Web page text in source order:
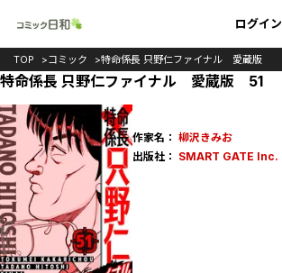
ログイン
TOP コミック 特命係長 只野仁ファイナル 愛蔵版
特命係長 只野仁ファイナル 愛蔵版 51
作家名： 柳沢きみお
出版社： SMART GATE Inc.